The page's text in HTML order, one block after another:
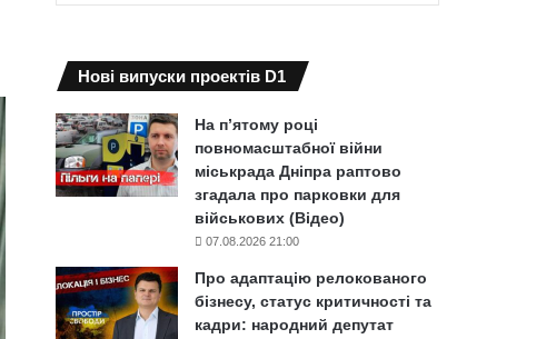
Нові випуски проектів D1
На п’ятому році
повномасштабної війни
міськрада Дніпра раптово
згадала про парковки для
військових (Відео)
07.08.2026 21:00
Про адаптацію релокованого
бізнесу, статус критичності та
кадри: народний депутат